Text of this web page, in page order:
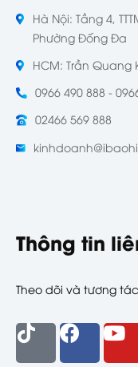
Hà Nội: Tầng 4,
Phường Đống Đa
HCM: Trần Quang
0966 490 888 -
02466 569 888
Thông tin
Theo dõi và tương